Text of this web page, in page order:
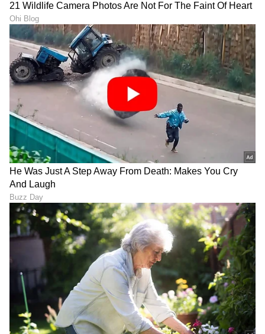
DOWNLOAD APP
RECOMMENDED STORIES
ನಿವೃತ್ತಿ ನಂತರದ ನೆಮ್ಮದಿ
ಜೀವನಕ್ಕೆ ಬರೀ ಪಿಎಫ್‌ ಹಣ
ಸಾಕಾ, ಏನಂತಾರೆ ಆರ್ಥಿಕ ತಜ್ಞರು!
ಪಿಎಫ್ ಆಫೀಸ್‌ಗೆ ಅಲೆಯುವ
ಜಂಜಾಟ ಇರಲ್ಲ: ವಾಟ್ಸಾಪ್‌ನಲ್ಲೇ
ಸಿಗಲಿದೆ ಬ್ಯಾಲೆನ್ಸ್, ಕ್ಲೈಮ್
ಸ್ಟೇಟಸ್ ವಿವರ